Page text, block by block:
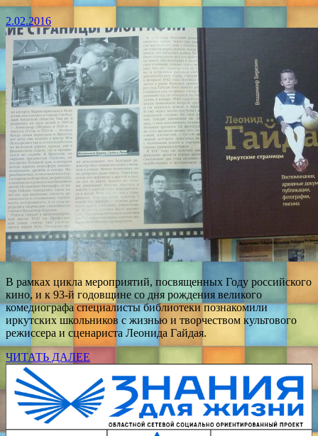
2.02.2016
В рамках цикла мероприятий, посвященных Году российского
кино, и к 93-й годовщине со дня рождения великого
комедиографа специалисты библиотеки познакомили
иркутских школьников с жизнью и творчеством культового
режиссера и сценариста Леонида Гайдая.
ЧИТАТЬ ДАЛЕЕ